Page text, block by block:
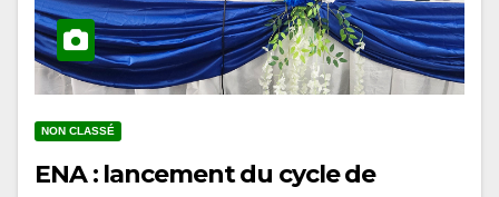
ENA : lancement du cycle de
conférences du prétest sur la lutte